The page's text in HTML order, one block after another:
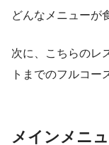
どんなメニューが
次に、こちらのレ
トまでのフルコー
メインメニ